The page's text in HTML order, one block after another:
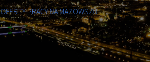
OFERTY PRACY NA MAZOWSZU